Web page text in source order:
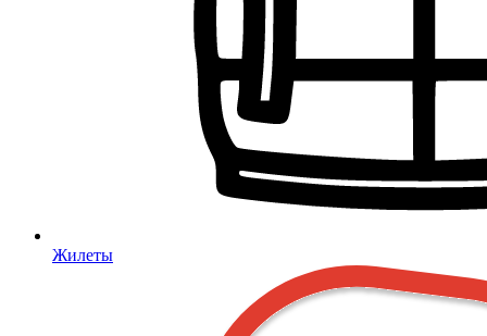
Жилеты